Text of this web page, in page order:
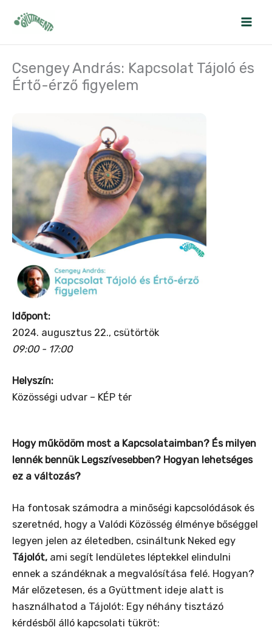
Csengey András: Kapcsolat Tájoló és
Értő-érző figyelem
Időpont:
2024. augusztus 22., csütörtök
09:00 - 17:00
Helyszín:
Közösségi udvar – KÉP tér
Hogy működöm most a Kapcsolataimban? És milyen
lennék bennük Legszívesebben? Hogyan lehetséges
ez a változás?
Ha fontosak számodra a minőségi kapcsolódások és
szeretnéd, hogy a Valódi Közösség élménye bőséggel
legyen jelen az életedben, csináltunk Neked egy
Tájolót, ami segít lendületes léptekkel elindulni
ennek a szándéknak a megvalósítása felé. Hogyan?
Már előzetesen, és a Gyüttment ideje alatt is
használhatod a Tájolót: Egy néhány tisztázó
kérdésből álló kapcsolati tükröt: